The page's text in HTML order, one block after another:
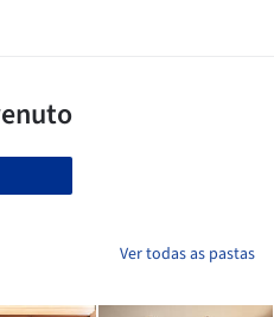
Ver todas as pastas